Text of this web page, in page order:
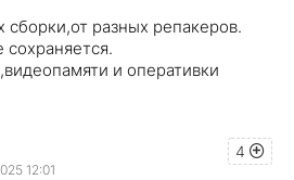
сборки,от разных репакеров.
и оперативки
4
12:01